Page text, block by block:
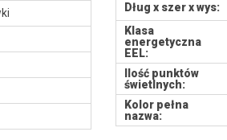
Dług x szer x wys:
Klasa
energetyczna
EEL:
Ilość punktów
świetlnych:
Kolor pełna
nazwa: